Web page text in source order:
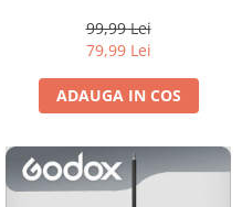
99,99 Lei
79,99 Lei
ADAUGA IN COS